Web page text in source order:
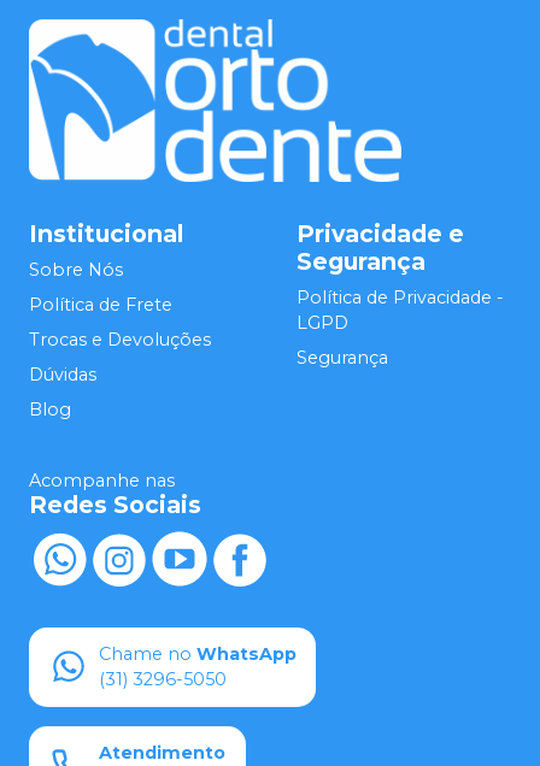
Institucional
Sobre Nós
Política de Frete
Trocas e Devoluções
Dúvidas
Blog
Privacidade e
Segurança
Política de Privacidade -
LGPD
Segurança
Acompanhe nas
Redes Sociais
Chame no WhatsApp
(31) 3296-5050
Atendimento